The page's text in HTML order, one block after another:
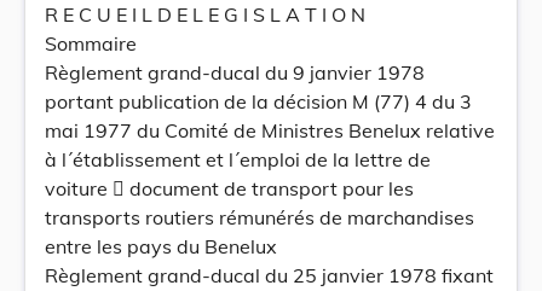
R E C U E I L D E L E G I S L A T I O N
Sommaire
Règlement grand-ducal du 9 janvier 1978
portant publication de la décision M (77) 4 du 3
mai 1977 du Comité de Ministres Benelux relative
à l´établissement et l´emploi de la lettre de
voiture  document de transport pour les
transports routiers rémunérés de marchandises
entre les pays du Benelux
Règlement grand-ducal du 25 janvier 1978 fixant